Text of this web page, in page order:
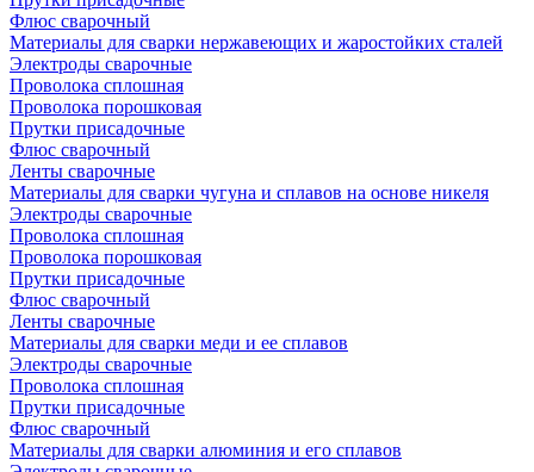
Флюс сварочный
Материалы для сварки нержавеющих и жаростойких сталей
Электроды сварочные
Проволока сплошная
Проволока порошковая
Прутки присадочные
Флюс сварочный
Ленты сварочные
Материалы для сварки чугуна и сплавов на основе никеля
Электроды сварочные
Проволока сплошная
Проволока порошковая
Прутки присадочные
Флюс сварочный
Ленты сварочные
Материалы для сварки меди и ее сплавов
Электроды сварочные
Проволока сплошная
Прутки присадочные
Флюс сварочный
Материалы для сварки алюминия и его сплавов